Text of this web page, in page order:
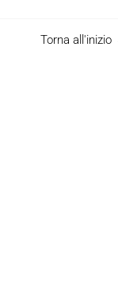
Torna all'inizio